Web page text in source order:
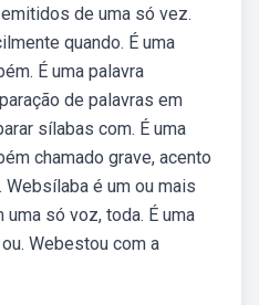
de uma só vez.
quando. É uma
É uma palavra
de palavras em
sílabas com. É uma
chamado grave, acento
é um ou mais
só voz, toda. É uma
Webestou com a